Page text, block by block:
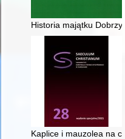
Historia majątku
Kaplice i mauzolea na